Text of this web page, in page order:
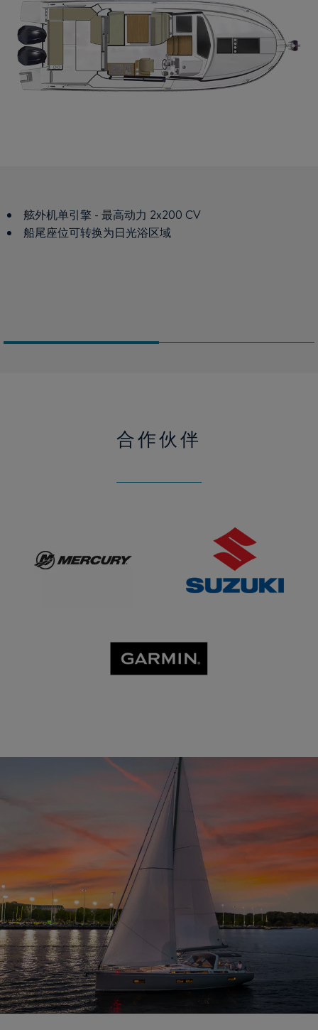
舷外机单引擎 - 最高动力 2x200 CV
船尾座位可转换为日光浴区域
两个客舱
小型厨房：冰箱、水槽、工作台、铁架区、储物空间
合作伙伴
（SUZUKI）